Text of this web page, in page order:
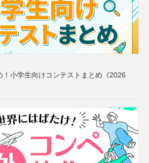
！小学生向けコンテストまとめ《2026